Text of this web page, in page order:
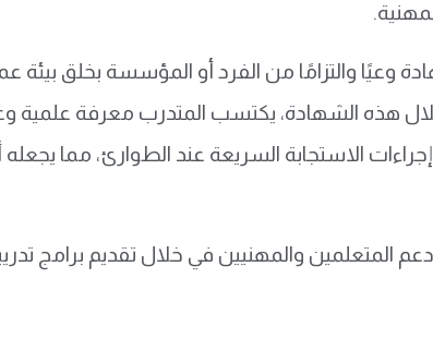
والتزامًا من الفرد أو المؤسسة بخلق بيئة
هذه الشهادة، يكتسب المتدرب معرفة علمية
الاستجابة السريعة عند الطوارئ، مما
المتعلمين والمهنيين في خلال تقديم برامج